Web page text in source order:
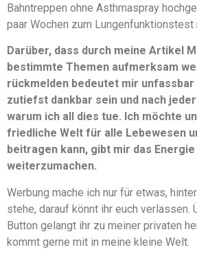
Bahntreppen ohne Asthmaspray
paar Wochen zum Lungenfunktionstest
Darüber, dass durch meine Artikel
bestimmte Themen aufmerksam
rückmelden bedeutet mir
zutiefst dankbar sein und nach
warum ich all dies tue. Ich möchte
friedliche Welt für alle Lebewesen
beitragen kann, gibt mir das
weiterzumachen.
Werbung mache ich nur für etwas,
stehe, darauf könnt ihr euch verlassen.
Button gelangt ihr zu meiner privaten
kommt gerne mit in meine kleine Welt.